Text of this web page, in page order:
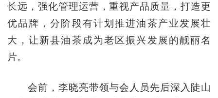
长远，强化管理运营，重视产品质量，打造更
优品牌，分阶段有计划推进油茶产业发展壮
大，让新县油茶成为老区振兴发展的靓丽名
片。
会前，李晓亮带领与会人员先后深入陡山